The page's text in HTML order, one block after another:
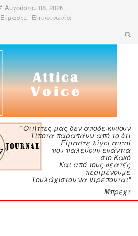
Αυγούστου 08, 2026
Είμαστε
Επικοινωνία
" Οι ήττες μας δεν αποδεικνύουν
Τίποτα παραπάνω από το ότι
Είμαστε λίγοι αυτοί
που παλεύουν ενάντια
στο Κακό
Και από τους θεατές
περιμένουμε
Τουλάχιστον να ντρέπονται"
Μπρεχτ